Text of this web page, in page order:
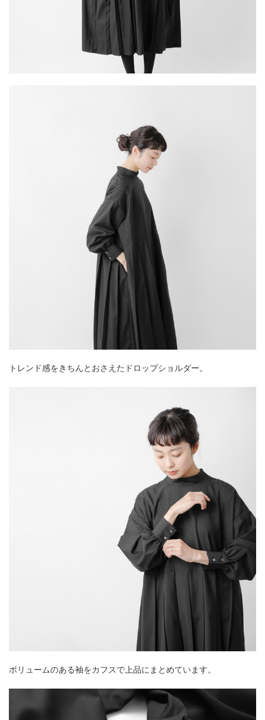
トレンド感をきちんとおさえたドロップショルダー。
ボリュームのある袖をカフスで上品にまとめています。